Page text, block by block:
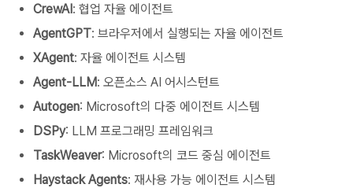
CrewAI: 협업 자율 에이전트
AgentGPT: 브라우저에서 실행되는 자율 에이전트
XAgent: 자율 에이전트 시스템
Agent-LLM: 오픈소스 AI 어시스턴트
Autogen: Microsoft의 다중 에이전트 시스템
DSPy: LLM 프로그래밍 프레임워크
TaskWeaver: Microsoft의 코드 중심 에이전트
Haystack Agents: 재사용 가능 에이전트 시스템